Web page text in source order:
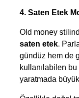
4. Saten Etek
saten etek.
gündüz hem de
kullanılabilen
yaratmada